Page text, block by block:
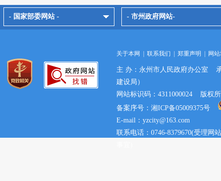
- 国家部委网站 - - 市州政府网站-
关于本网 联系我们 郑重声明 网
主 办：永州市人民政府办公室
建设局）
网站标识码：4311000024 版权
备案序号：湘ICP备05009375号
E-mail：yzcity@163.com
联系电话：0746-8379670(受理网